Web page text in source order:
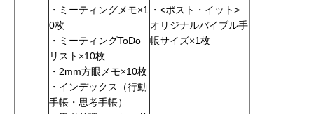
・ミーティングメモ×1
0枚
・ミーティングToDo
リスト×10枚
・2mm方眼メモ×10枚
・イ ンデックス（行動
手帳・思考手帳）
・<ポスト・イット>
オリジナルバイブル手
帳サイズ×1枚